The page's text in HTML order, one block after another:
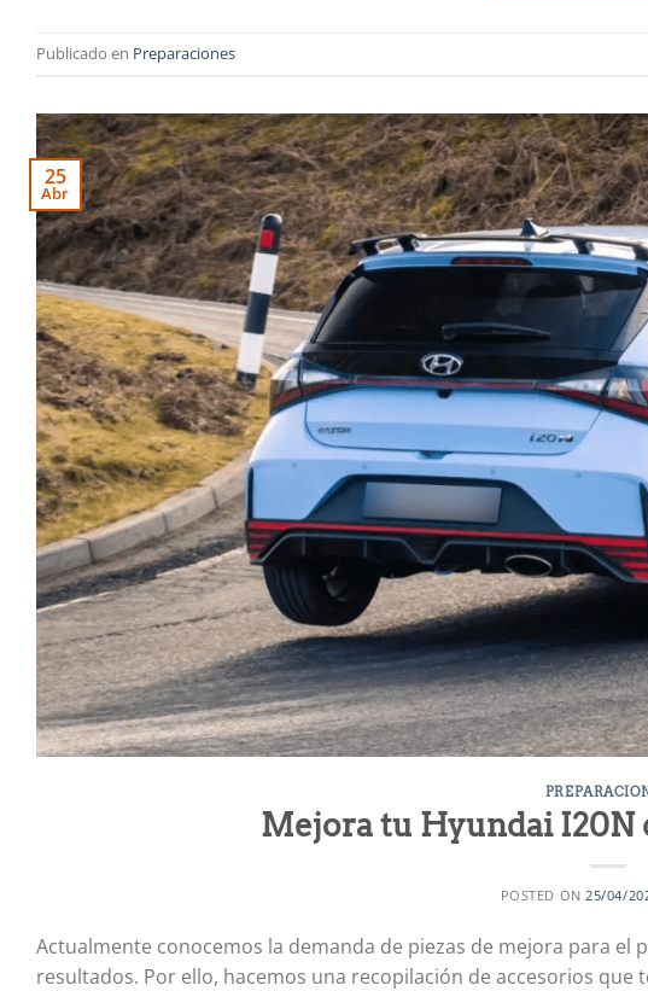
Publicado en Preparaciones
25
Abr
Mejora tu Hyundai I20N
POSTED ON25/04/
Actualmente conocemos la demanda de piezas de mejora para
resultados. Por ello, hacemos una recopilación de accesorios